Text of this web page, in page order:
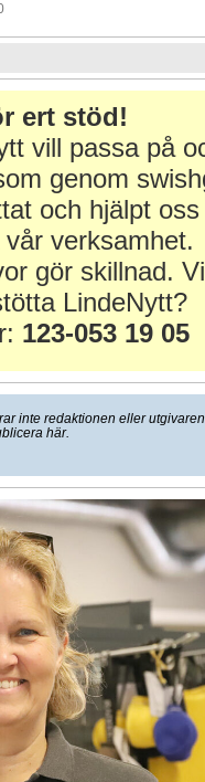
ert stöd!
vill passa på
genom
och hjälpt
vår verksamhet.
gör skillnad.
LindeNytt?
123-053 19 05
inte redaktionen eller
här.